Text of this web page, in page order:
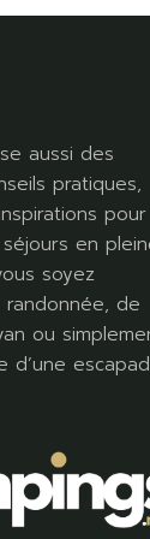
aussi des
pratiques,
pour
en
soyez
de
ou
d’une